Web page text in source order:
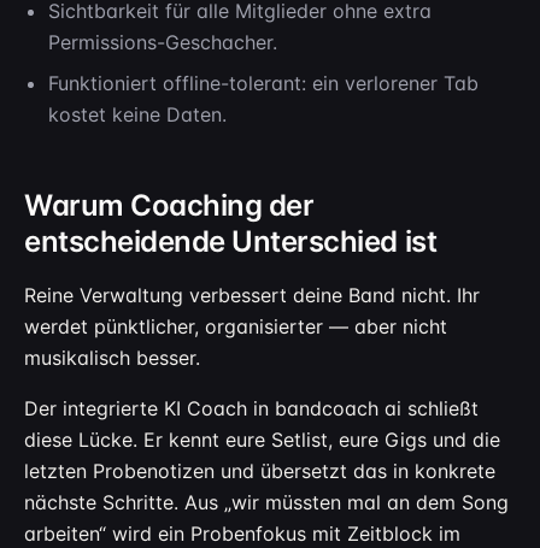
Sichtbarkeit für alle Mitglieder ohne extra
Permissions-Geschacher.
Funktioniert offline-tolerant: ein verlorener Tab
kostet keine Daten.
Warum Coaching der
entscheidende Unterschied ist
Reine Verwaltung verbessert deine Band nicht. Ihr
werdet pünktlicher, organisierter — aber nicht
musikalisch besser.
Der integrierte KI Coach in bandcoach ai schließt
diese Lücke. Er kennt eure Setlist, eure Gigs und die
letzten Probenotizen und übersetzt das in konkrete
nächste Schritte. Aus „wir müssten mal an dem Song
arbeiten“ wird ein Probenfokus mit Zeitblock im